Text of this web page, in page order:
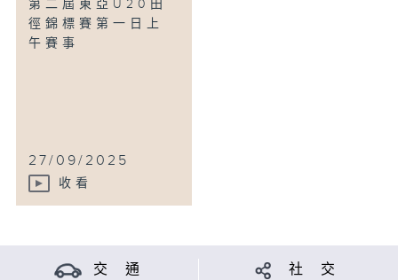
第二屆東亞U20田
徑錦標賽第一日上
午賽事
27/09/2025
收看
交 通 社 交